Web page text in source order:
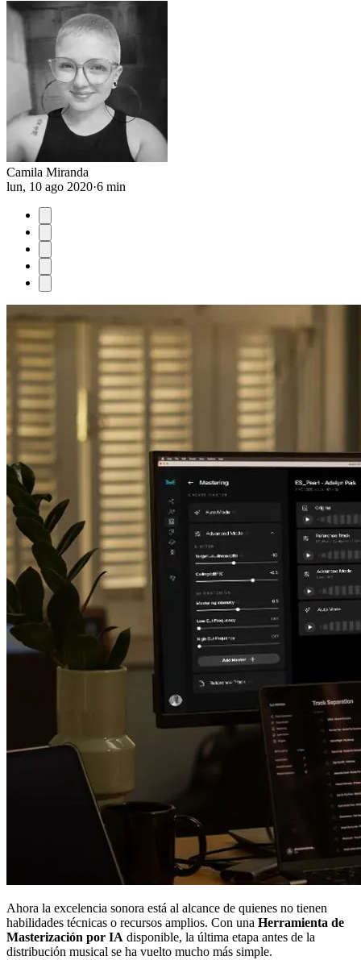
Camila Miranda
lun, 10 ago 2020·6 min
Ahora la excelencia sonora está al alcance de quienes no tienen
habilidades técnicas o recursos amplios. Con una Herramienta de
Masterización por IA disponible, la última etapa antes de la
distribución musical se ha vuelto mucho más simple.